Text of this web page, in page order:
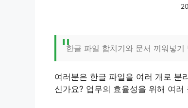
한글 파일 합치기와 문서 끼워넣기
여러분은 한글 파일을 여러 개로 분
신가요? 업무의 효율성을 위해 여